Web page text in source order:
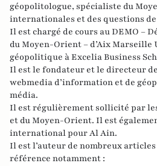
géopolitologue, spécialiste du
internationales et des questions
Il est chargé de cours au DEMO –
du Moyen-Orient – d’Aix
géopolitique à Excelia Business
Il est le fondateur et le directeur
webmedia d’information et de
média.
Il est régulièrement sollicité par
et du Moyen-Orient. Il est
international pourAl Ain.
Il est l’auteur de nombreux
référence notamment :